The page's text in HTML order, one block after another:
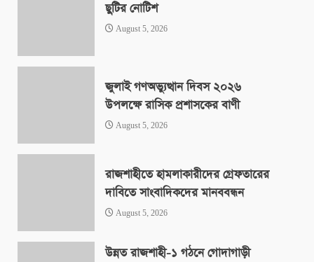
ছুটির নোটিশ
August 5, 2026
জুলাই গণঅভ্যুত্থান দিবস ২০২৬
উপলক্ষে রাসিক প্রশাসকের বাণী
August 5, 2026
রাজশাহীতে হামলাকারীদের গ্রেফতারের
দাবিতে সাংবাদিকদের মানববন্ধন
August 5, 2026
উন্নত রাজশাহী-১ গঠনে গোদাগাড়ী